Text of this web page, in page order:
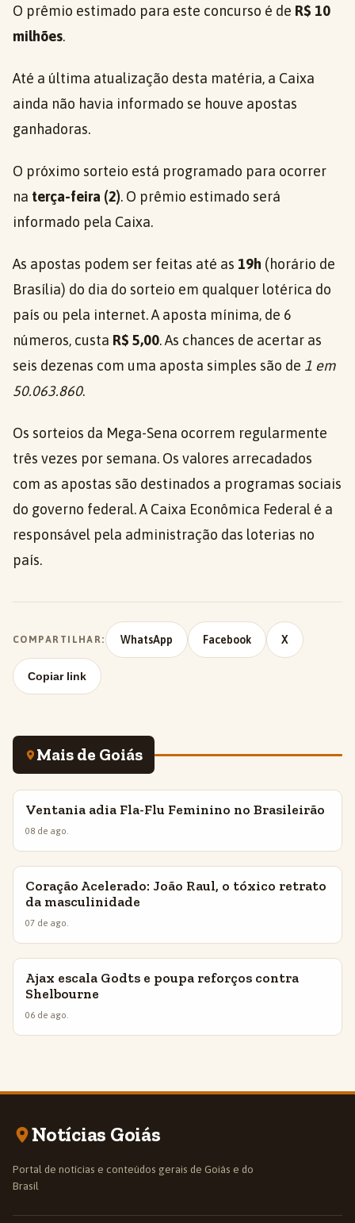
O prêmio estimado para este concurso é de R$ 10
milhões.
Até a última atualização desta matéria, a Caixa
ainda não havia informado se houve apostas
ganhadoras.
O próximo sorteio está programado para ocorrer
na terça-feira (2). O prêmio estimado será
informado pela Caixa.
As apostas podem ser feitas até as 19h (horário de
Brasília) do dia do sorteio em qualquer lotérica do
país ou pela internet. A aposta mínima, de 6
números, custa R$ 5,00. As chances de acertar as
seis dezenas com uma aposta simples são de 1 em
50.063.860.
Os sorteios da Mega-Sena ocorrem regularmente
três vezes por semana. Os valores arrecadados
com as apostas são destinados a programas sociais
do governo federal. A Caixa Econômica Federal é a
responsável pela administração das loterias no
país.
COMPARTILHAR: WhatsApp Facebook X
Copiar link
Mais de Goiás
INSIGHTS
Ventania adia Fla-Flu Feminino no Brasileirão
08 de ago.
INSIGHTS
Coração Acelerado: João Raul, o tóxico retrato
da masculinidade
07 de ago.
INSIGHTS
Ajax escala Godts e poupa reforços contra
Shelbourne
06 de ago.
Notícias Goiás
Portal de notícias e conteúdos gerais de Goiás e do
Brasil